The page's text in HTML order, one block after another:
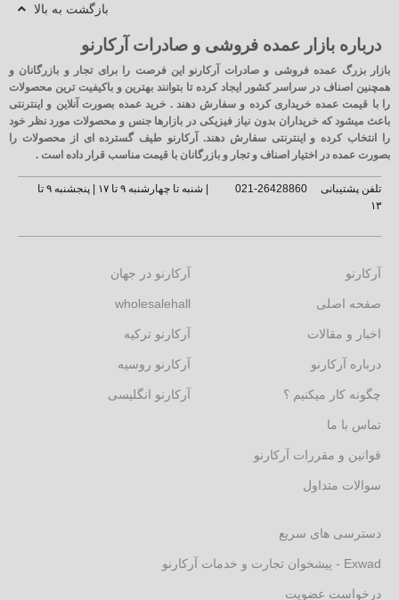
بازگشت به بالا
درباره بازار عمده فروشی و صادرات آرکارنو
بازار بزرگ عمده فروشی و صادرات آرکارنو این فرصت را برای تجار و بازرگانان و
همچنین اصناف در سراسر کشور ایجاد کرده تا بتوانند بهترین و باکیفیت ترین محصولات
را با قیمت عمده خریداری کرده و سفارش دهند . خرید عمده بصورت آنلاین و اینترنتی
باعث میشود که خریداران بدون نیاز فیزیکی در بازارها جنس و محصولات مورد نظر خود
را انتخاب کرده و اینترنتی سفارش دهند. آرکارنو طیف گسترده ای از محصولات را
بصورت عمده در اختیار اصناف و تجار و بازرگانان با قیمت مناسب قرار داده است .
تلفن پشتیبانی 26428860-021
| شنبه تا چهارشنبه ۹ تا ۱۷ | پنجشنبه ۹ تا
۱۳
آرکارنو
صفحه اصلی
اخبار و مقالات
درباره آرکارنو
چگونه کار میکنیم ؟
تماس با ما
قوانین و مقررات آرکارنو
سوالات متداول
آرکارنو در جهان
wholesalehall
آرکارنو ترکیه
آرکارنو روسیه
آرکارنو انگلیسی
دسترسی های سریع
Exwad - پیشخوان تجارت و خدمات آرکارنو
درخواست عضویت